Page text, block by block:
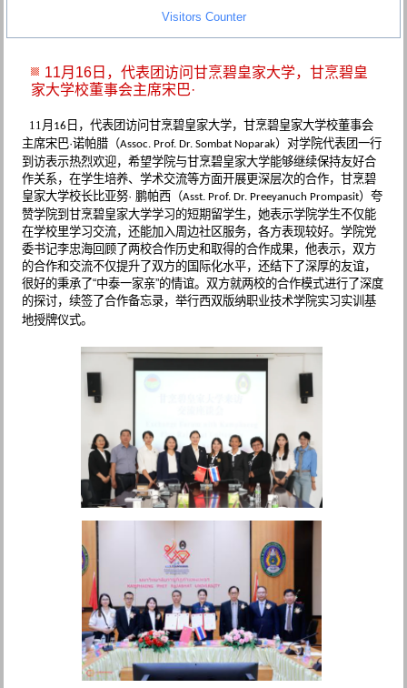
Visitors Counter
11月16日，代表团访问甘烹碧皇家大学，甘烹碧皇
家大学校董事会主席宋巴·
11 月 16 日，代表团访问甘烹碧皇家大学，甘烹碧皇家大学校董事会
主席宋巴·诺帕腊（Assoc. Prof. Dr. Sombat Noparak）对学院代表团一行
到访表示热烈欢迎，希望学院与甘烹碧皇家大学能够继续保持友好合
作关系，在学生培养、学术交流等方面开展更深层次的合作，甘烹碧
皇家大学校长比亚努· 鹏帕西（Asst. Prof. Dr. Preeyanuch Prompasit）夸
赞学院到甘烹碧皇家大学学习的短期留学生，她表示学院学生不仅能
在学校里学习交流，还能加入周边社区服务，各方表现较好。学院党
委书记李忠海回顾了两校合作历史和取得的合作成果，他表示，双方
的合作和交流不仅提升了双方的国际化水平，还结下了深厚的友谊，
很好的秉承了“中泰一家亲”的情谊。双方就两校的合作模式进行了深度
的探讨，续签了合作备忘录，举行西双版纳职业技术学院实习实训基
地授牌仪式。